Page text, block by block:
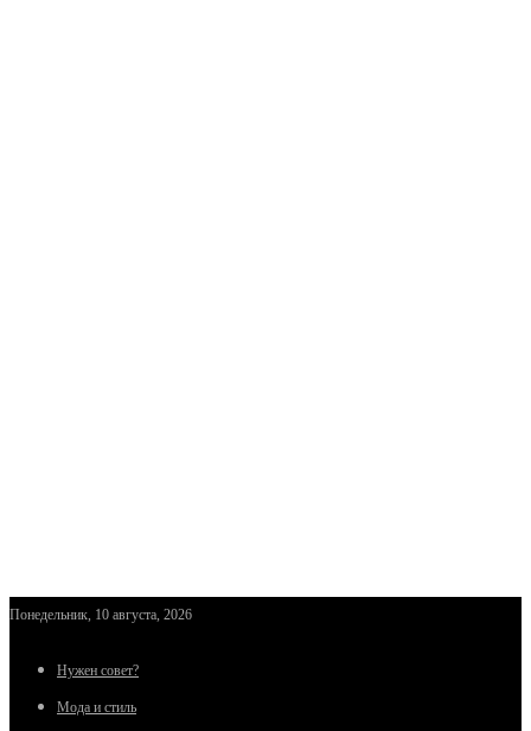
Понедельник, 10 августа, 2026
Нужен совет?
Мода и стиль